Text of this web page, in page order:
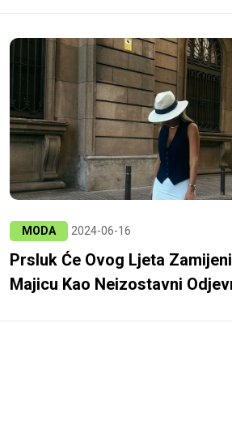
MODA 2024-06-16
Prsluk Će Ovog Ljeta
Majicu Kao Neizostavni